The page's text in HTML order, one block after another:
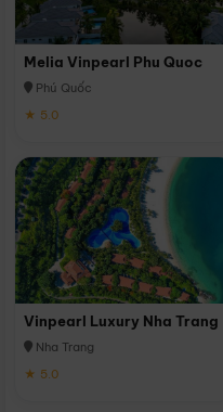
Melia Vinpearl Phu Quoc
Phú Quốc
★ 5.0
Vinpearl Luxury Nha Trang
Nha Trang
★ 5.0